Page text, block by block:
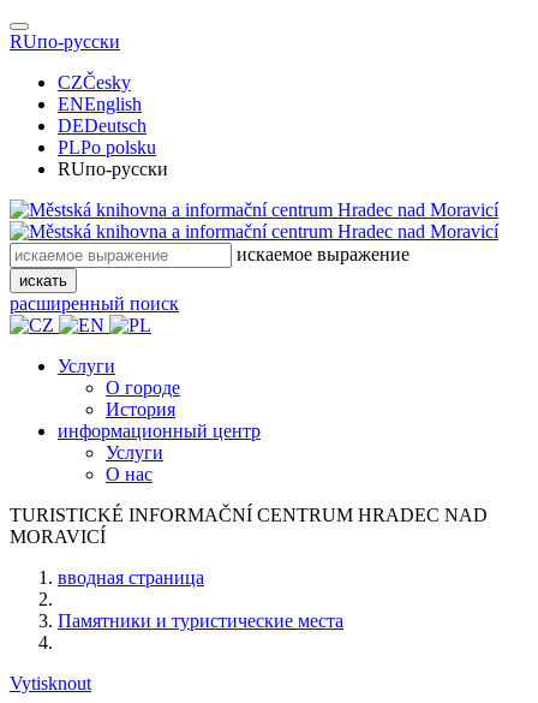
RUпо-русски
CZČesky
ENEnglish
DEDeutsch
PLPo polsku
RUпо-русски
искаемое выражение
искать
расширенный поиск
Услуги
О городе
История
информационный центр
Услуги
О нас
TURISTICKÉ INFORMAČNÍ CENTRUM HRADEC NAD
MORAVICÍ
вводная страница
Памятники и туристические места
Vytisknout